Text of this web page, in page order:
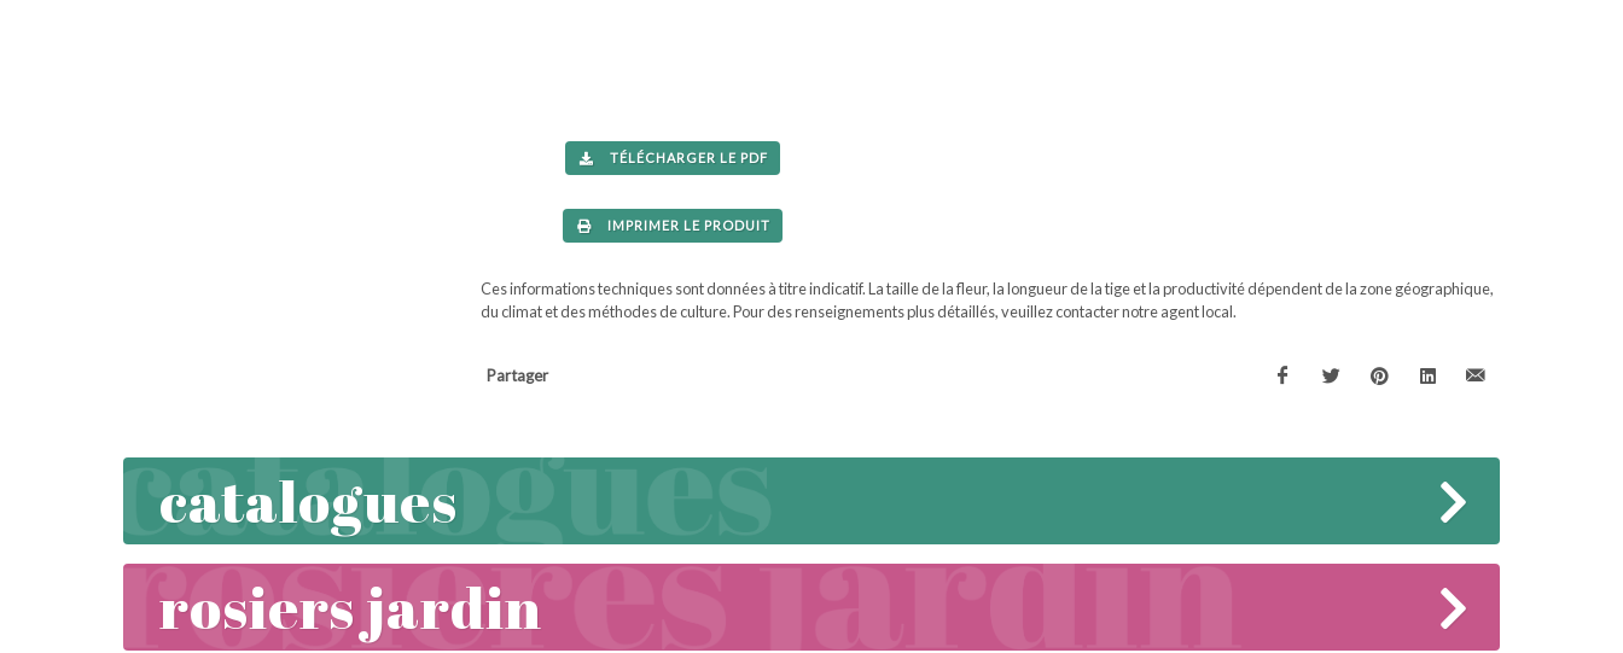
TÉLÉCHARGER LE PDF
IMPRIMER LE PRODUIT
Ces informations techniques sont données à titre indicatif. La taille de la fleur, la longueur de la tige et la productivité dépendent de la zone géographique,
du climat et des méthodes de culture. Pour des renseignements plus détaillés, veuillez contacter notre agent local.
Partager
catalogues
rosiers jardin